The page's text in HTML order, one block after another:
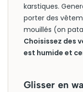
karstiques.
porter des
mouillés (on
Choisissez des
est humide et
Glisser en